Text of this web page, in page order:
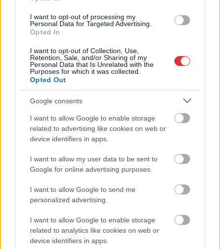
I want to opt-out of processing my
Personal Data for Targeted Advertising.
Opted In
I want to opt-out of Collection, Use,
Retention, Sale, and/or Sharing of my
Personal Data that Is Unrelated with the
Purposes for which it was collected.
Opted Out
Google consents
I want to allow Google to enable storage
related to advertising like cookies on web or
device identifiers in apps.
I want to allow my user data to be sent to
Google for online advertising purposes.
I want to allow Google to send me
personalized advertising.
I want to allow Google to enable storage
related to analytics like cookies on web or
device identifiers in apps.
Hírlevél feliratkozás
Adja meg keresztnevét:
meg e-mail címét:
Megismertem és elfogadom aGDPR-szabályzat